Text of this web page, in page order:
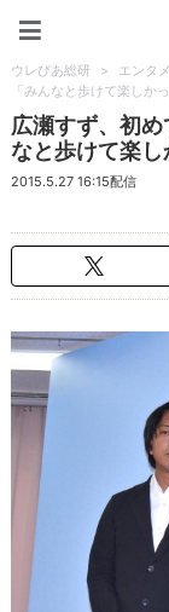
ウレぴあ総研 > エンタ
「みんなと歩けて楽しかっ
広瀬すず、初
なと歩けて楽し
2015.5.27 16:15配信